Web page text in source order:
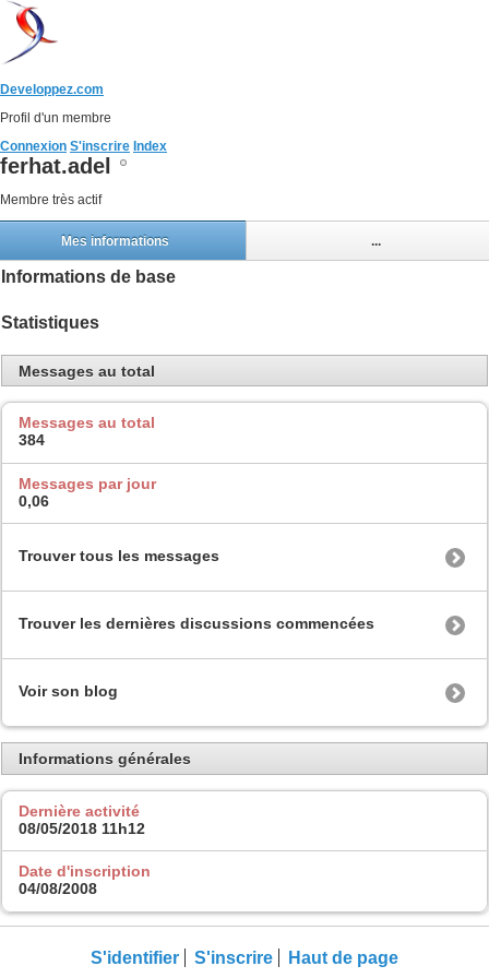
Developpez.com
Profil d'un membre
Connexion S'inscrire Index
ferhat.adel
Membre très actif
Mes informations ...
Informations de base
Statistiques
Messages au total
Messages au total
384
Messages par jour
0,06
Trouver tous les messages
Trouver les dernières discussions commencées
Voir son blog
Informations générales
Dernière activité
08/05/2018 11h12
Date d'inscription
04/08/2008
S'identifier S'inscrire Haut de page